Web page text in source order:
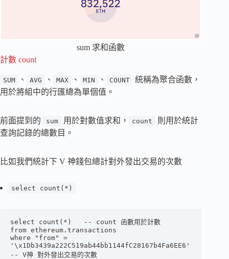
sum 求和函數
計數 count
SUM 、 AVG 、 MAX 、 MIN 、 COUNT
統稱為聚合函數，
用於將組中的行匯總為單個值。
前面提到的 sum 用於對數值求和， count
則用於統計
查詢記錄的總數目。
比如我們統計下 V 神錢包總計對外發出交易的次數
select count(*)
select count(*)   -- count 函數用於計數
from ethereum.transactions
where "from" =
'\x1Db3439a222C519ab44bb1144fC28167b4Fa6EE6'
-- V神 對外發出交易的次數